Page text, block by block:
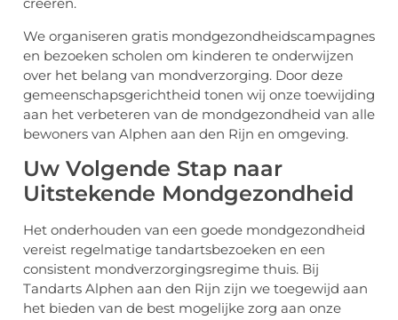
We organiseren gratis mondgezondheidscampagnes
en bezoeken scholen om kinderen te onderwijzen
over het belang van mondverzorging. Door deze
gemeenschapsgerichtheid tonen wij onze toewijding
aan het verbeteren van de mondgezondheid van alle
bewoners van Alphen aan den Rijn en omgeving.
Uw Volgende Stap naar
Uitstekende Mondgezondheid
Het onderhouden van een goede mondgezondheid
vereist regelmatige tandartsbezoeken en een
consistent mondverzorgingsregime thuis. Bij
Tandarts Alphen aan den Rijn zijn we toegewijd aan
het bieden van de best mogelijke zorg aan onze